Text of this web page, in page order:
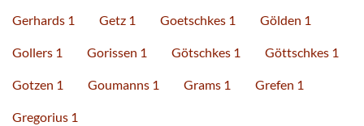
Gerhards 1 Getz 1 Goetschkes 1 Gölden 1
Gollers 1 Gorissen 1 Götschkes 1 Göttschkes 1
Gotzen 1 Goumanns 1 Grams 1 Grefen 1
Gregorius 1